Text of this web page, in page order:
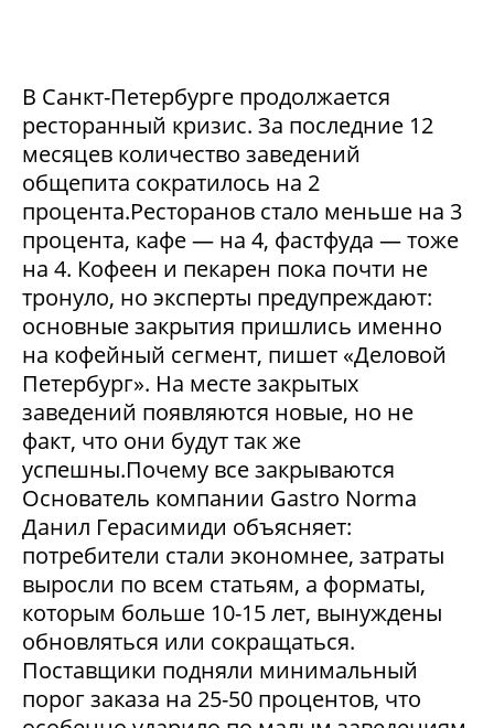
В Санкт-Петербурге продолжается
ресторанный кризис. За последние 12
месяцев количество заведений
общепита сократилось на 2
процента.Ресторанов стало меньше на 3
процента, кафе — на 4, фастфуда — тоже
на 4. Кофеен и пекарен пока почти не
тронуло, но эксперты предупреждают:
основные закрытия пришлись именно
на кофейный сегмент, пишет «Деловой
Петербург». На месте закрытых
заведений появляются новые, но не
факт, что они будут так же
успешны.Почему все закрываются
Основатель компании Gastro Norma
Данил Герасимиди объясняет:
потребители стали экономнее, затраты
выросли по всем статьям, а форматы,
которым больше 10-15 лет, вынуждены
обновляться или сокращаться.
Поставщики подняли минимальный
порог заказа на 25-50 процентов, что